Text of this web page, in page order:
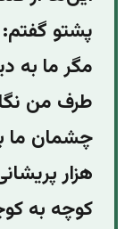
پشتو
مگر ما به
طرف من
چشمان ما
کوچه به